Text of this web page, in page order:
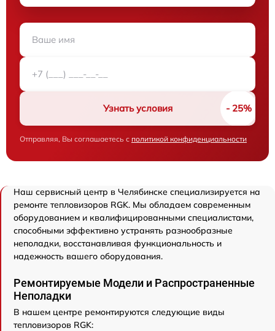
Узнать условия
Отправляя, Вы соглашаетесь с политикой конфиденциальности
Наш сервисный центр в Челябинске специализируется на
ремонте тепловизоров RGK. Мы обладаем современным
оборудованием и квалифицированными специалистами,
способными эффективно устранять разнообразные
неполадки, восстанавливая функциональность и
надежность вашего оборудования.
Ремонтируемые Модели и Распространенные
Неполадки
В нашем центре ремонтируются следующие виды
тепловизоров RGK: